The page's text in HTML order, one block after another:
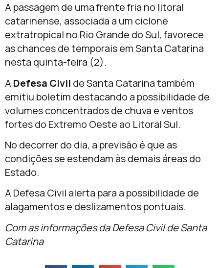
A passagem de uma frente fria no litoral
catarinense, associada a um ciclone
extratropical no Rio Grande do Sul, favorece
as chances de temporais em Santa Catarina
nesta quinta-feira (2).
A Defesa Civil de Santa Catarina também
emitiu boletim destacando a possibilidade de
volumes concentrados de chuva e ventos
fortes do Extremo Oeste ao Litoral Sul.
No decorrer do dia, a previsão é que as
condições se estendam às demais áreas do
Estado.
A Defesa Civil alerta para a possibilidade de
alagamentos e deslizamentos pontuais.
Com as informações da Defesa Civil de Santa
Catarina